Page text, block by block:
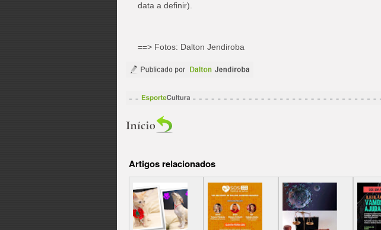
data a definir).
==> Fotos: Dalton Jendiroba
Artigos relacionados